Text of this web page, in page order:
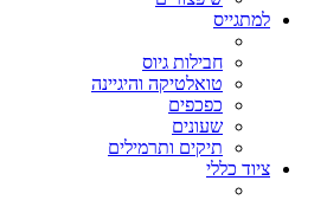
למתגייס
חבילות גיוס
טואלטיקה והיגיינה
כפכפים
שעונים
תיקים ותרמילים
ציוד כללי